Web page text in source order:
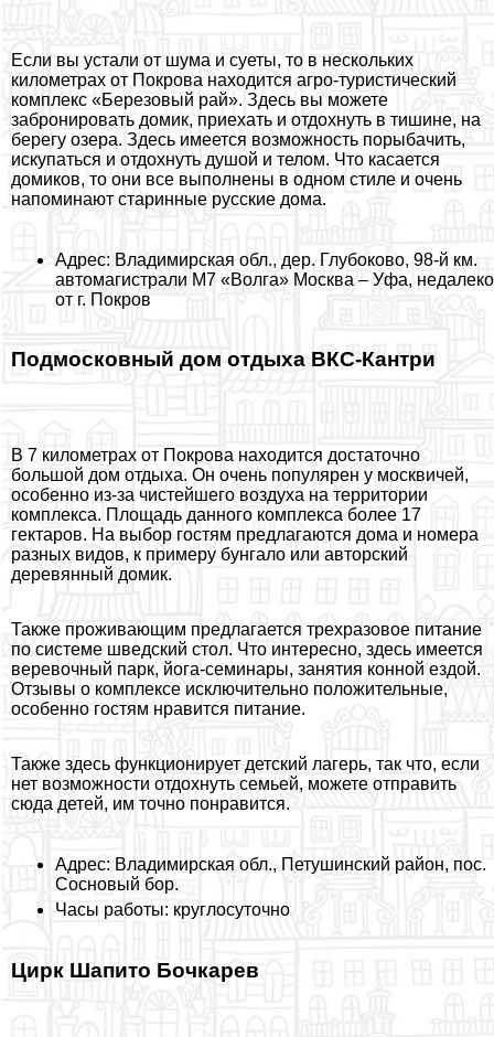
Если вы устали от шума и суеты, то в нескольких
километрах от Покрова находится агро-туристический
комплекс «Березовый рай». Здесь вы можете
забронировать домик, приехать и отдохнуть в тишине, на
берегу озера. Здесь имеется возможность порыбачить,
искупаться и отдохнуть душой и телом. Что касается
домиков, то они все выполнены в одном стиле и очень
напоминают старинные русские дома.
Адрес: Владимирская обл., дер. Глубоково, 98-й км.
автомагистрали М7 «Волга» Москва – Уфа, недалеко
от г. Покров
Подмосковный дом отдыха ВКС-Кантри
В 7 километрах от Покрова находится достаточно
большой дом отдыха. Он очень популярен у москвичей,
особенно из-за чистейшего воздуха на территории
комплекса. Площадь данного комплекса более 17
гектаров. На выбор гостям предлагаются дома и номера
разных видов, к примеру бунгало или авторский
деревянный домик.
Также проживающим предлагается трехразовое питание
по системе шведский стол. Что интересно, здесь имеется
веревочный парк, йога-семинары, занятия конной ездой.
Отзывы о комплексе исключительно положительные,
особенно гостям нравится питание.
Также здесь функционирует детский лагерь, так что, если
нет возможности отдохнуть семьей, можете отправить
сюда детей, им точно понравится.
Адрес: Владимирская обл., Петушинский район, пос.
Сосновый бор.
Часы работы: круглосуточно
Цирк Шапито Бочкарев